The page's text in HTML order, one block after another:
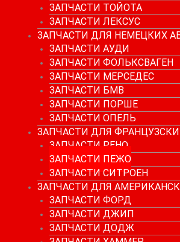
ЗАПЧАСТИ ТОЙОТА
ЗАПЧАСТИ ЛЕКСУС
ЗАПЧАСТИ ДЛЯ НЕМЕЦКИХ
ЗАПЧАСТИ АУДИ
ЗАПЧАСТИ ФОЛЬКСВАГЕН
ЗАПЧАСТИ МЕРСЕДЕС
ЗАПЧАСТИ БМВ
ЗАПЧАСТИ ПОРШЕ
ЗАПЧАСТИ ОПЕЛЬ
ЗАПЧАСТИ ДЛЯ
ЗАПЧАСТИ РЕНО
ЗАПЧАСТИ ПЕЖО
ЗАПЧАСТИ СИТРОЕН
ЗАПЧАСТИ ДЛЯ
ЗАПЧАСТИ ФОРД
ЗАПЧАСТИ ДЖИП
ЗАПЧАСТИ ДОДЖ